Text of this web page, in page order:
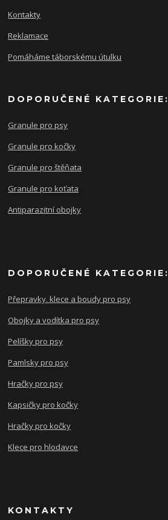
Kontakty
Reklamace
Pomáháme táborskému útulku
DOPORUČENÉ KATEGORIE:
Granule pro psy
Granule pro kočky
Granule pro štěňata
Granule pro koťata
Antiparazitní obojky
DOPORUČENÉ KATEGORIE:
Přepravky. klece a boudy pro psy
Obojky a vodítka pro psy
Pelíšky pro psy
Pamlsky pro psy
Hračky pro psy
Kapsičky pro kočky
Hračky pro kočky
Klece pro hlodavce
KONTAKTY